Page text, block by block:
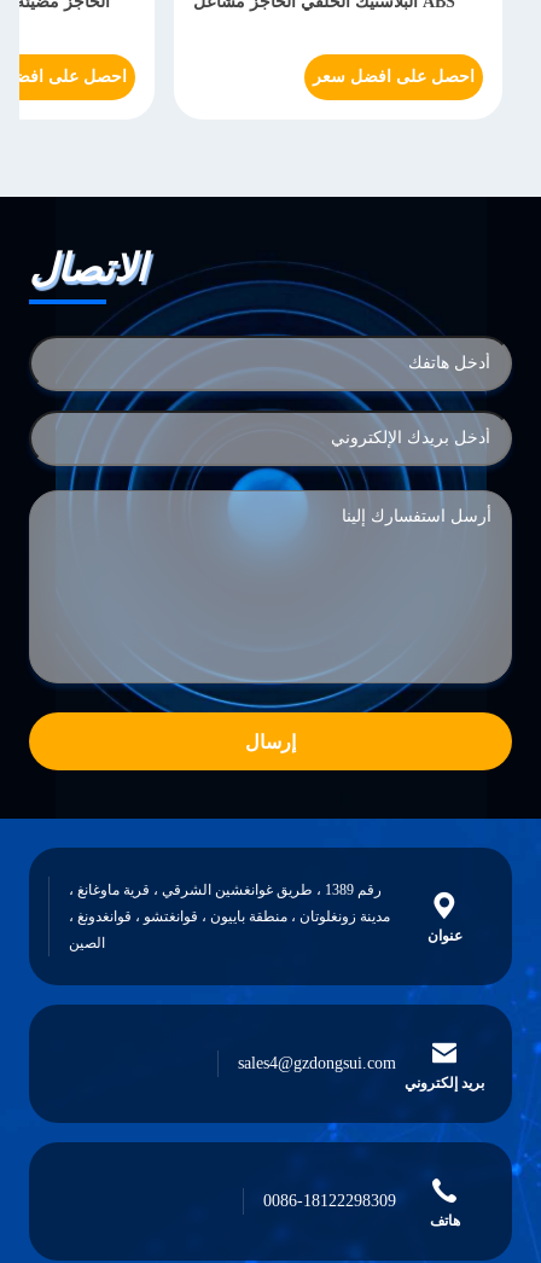
احصل على افضل سعر احصل على
الاتصال
إرسال
عنوان
رقم 1389 ، طريق غوانغشين الشرقي ، قرية ماوغانغ ،
مدينة زونغلوتان ، منطقة باييون ، قوانغتشو ، قوانغدونغ ،
الصين
بريد إلكتروني
sales4@gzdongsui.com
هاتف
0086-18122298309